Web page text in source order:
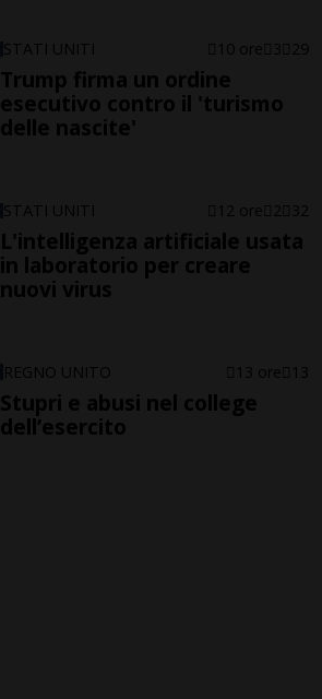
STATI UNITI 10 ore 3 29
Trump firma un ordine
esecutivo contro il 'turismo
delle nascite'
STATI UNITI 12 ore 2 32
L'intelligenza artificiale usata
in laboratorio per creare
nuovi virus
REGNO UNITO 13 ore 13
Stupri e abusi nel college
dell’esercito